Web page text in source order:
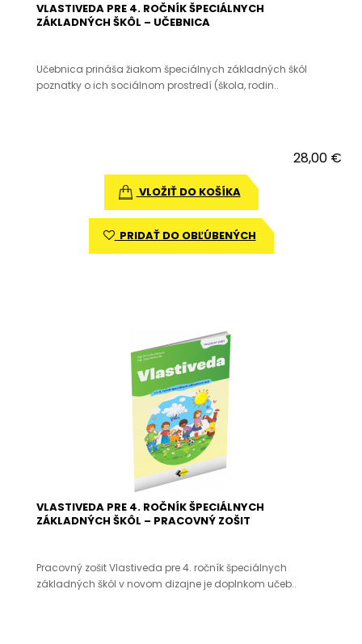
VLASTIVEDA PRE 4. ROČNÍK ŠPECIÁLNYCH
ZÁKLADNÝCH ŠKÔL – UČEBNICA
Učebnica prináša žiakom špeciálnych základných škôl
poznatky o ich sociálnom prostredí (škola, rodin..
28,00 €
VLOŽIŤ DO KOŠÍKA
PRIDAŤ DO OBĽÚBENÝCH
VLASTIVEDA PRE 4. ROČNÍK ŠPECIÁLNYCH
ZÁKLADNÝCH ŠKÔL – PRACOVNÝ ZOŠIT
Pracovný zošit Vlastiveda pre 4. ročník špeciálnych
základných škôl v novom dizajne je doplnkom učeb..